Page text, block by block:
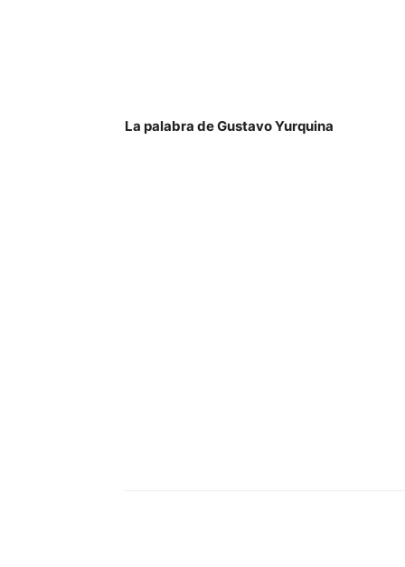
La palabra de Gustavo Yurquina